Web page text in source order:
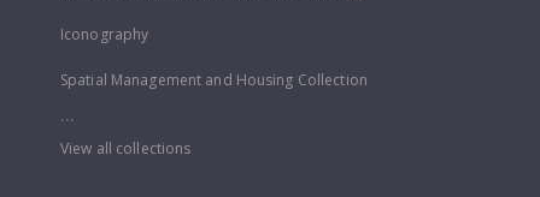
Iconography
Spatial Management and Housing Collection
...
View all collections